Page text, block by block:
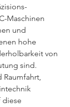
Maschinen
und
hohe
von
sind.
Raumfahrt,
diese